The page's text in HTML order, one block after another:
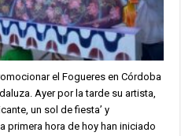
el Fogueres en Córdoba
Ayer por la tarde su artista,
un sol de fiesta’ y
primera hora de hoy han iniciado